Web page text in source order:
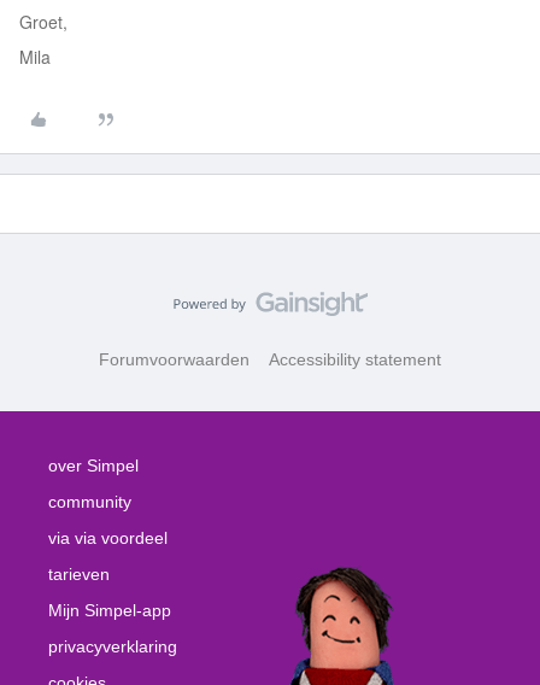
Groet,
Mila
Forumvoorwaarden Accessibility statement
over Simpel
community
via via voordeel
tarieven
Mijn Simpel-app
privacyverklaring